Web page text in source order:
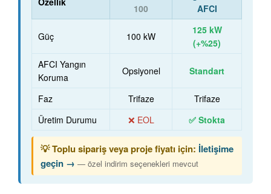
100
AFCI
Güç 100 kW
125 kW
(+%25)
AFCI Yangın
Koruma
Opsiyonel Standart
Faz Trifaze
Trifaze
Üretim Durumu
❌ EOL ✅ Stokta
💡 Toplu sipariş veya proje fiyatı için: İletişime
geçin → — özel indirim seçenekleri mevcut